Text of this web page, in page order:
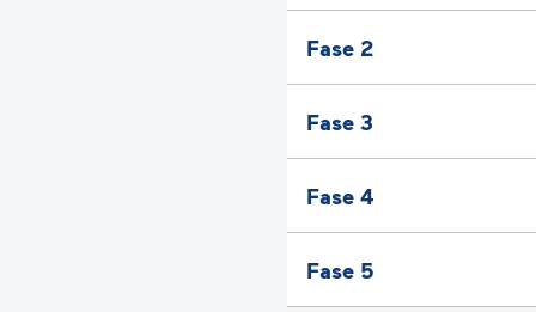
Fase 2
Fase 3
Fase 4
Fase 5